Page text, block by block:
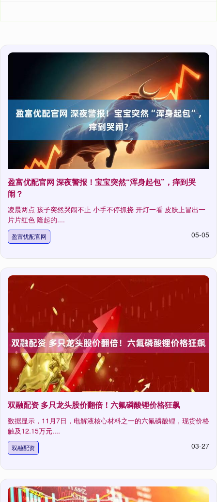
盈富优配官网 深夜警报！宝宝突然“浑身起包”，痒到哭
闹？
凌晨两点 孩子突然哭闹不止 小手不停抓挠 开灯一看 皮肤上冒出一
片片红色 隆起的....
盈富忧配官网 05-05
双融配资 多只龙头股价翻倍！六氟磷酸锂价格狂飙
数据显示，11月7日，电解液核心材料之一的六氟磷酸锂，现货价格
触及12.15万元....
双融配资 03-27